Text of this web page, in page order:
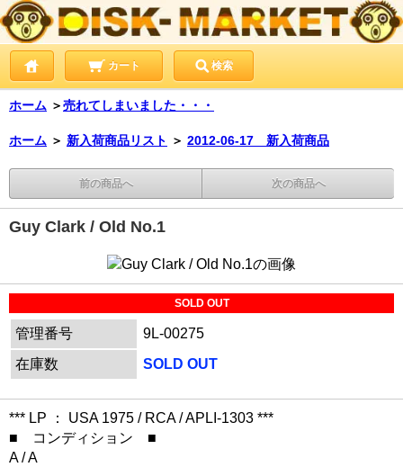
カート 検索
ホーム ＞売れてしまいました・・・
ホーム ＞ 新入荷商品リスト ＞ 2012-06-17 新入荷商品
前の商品へ 次の商品へ
Guy Clark / Old No.1
SOLD OUT
管理番号
9L-00275
在庫数
SOLD OUT
*** LP ： USA 1975 / RCA / APLI-1303 ***
■ コンディション ■
A / A